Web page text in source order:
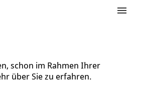
schon im Rahmen Ihrer
über Sie zu erfahren.